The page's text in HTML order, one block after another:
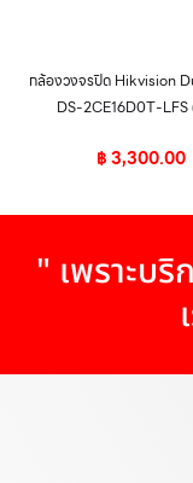
กล้องวงจรปิด Hikvision
DS-2CE16D0T-LFS
฿3,300.00
" เพราะบริ